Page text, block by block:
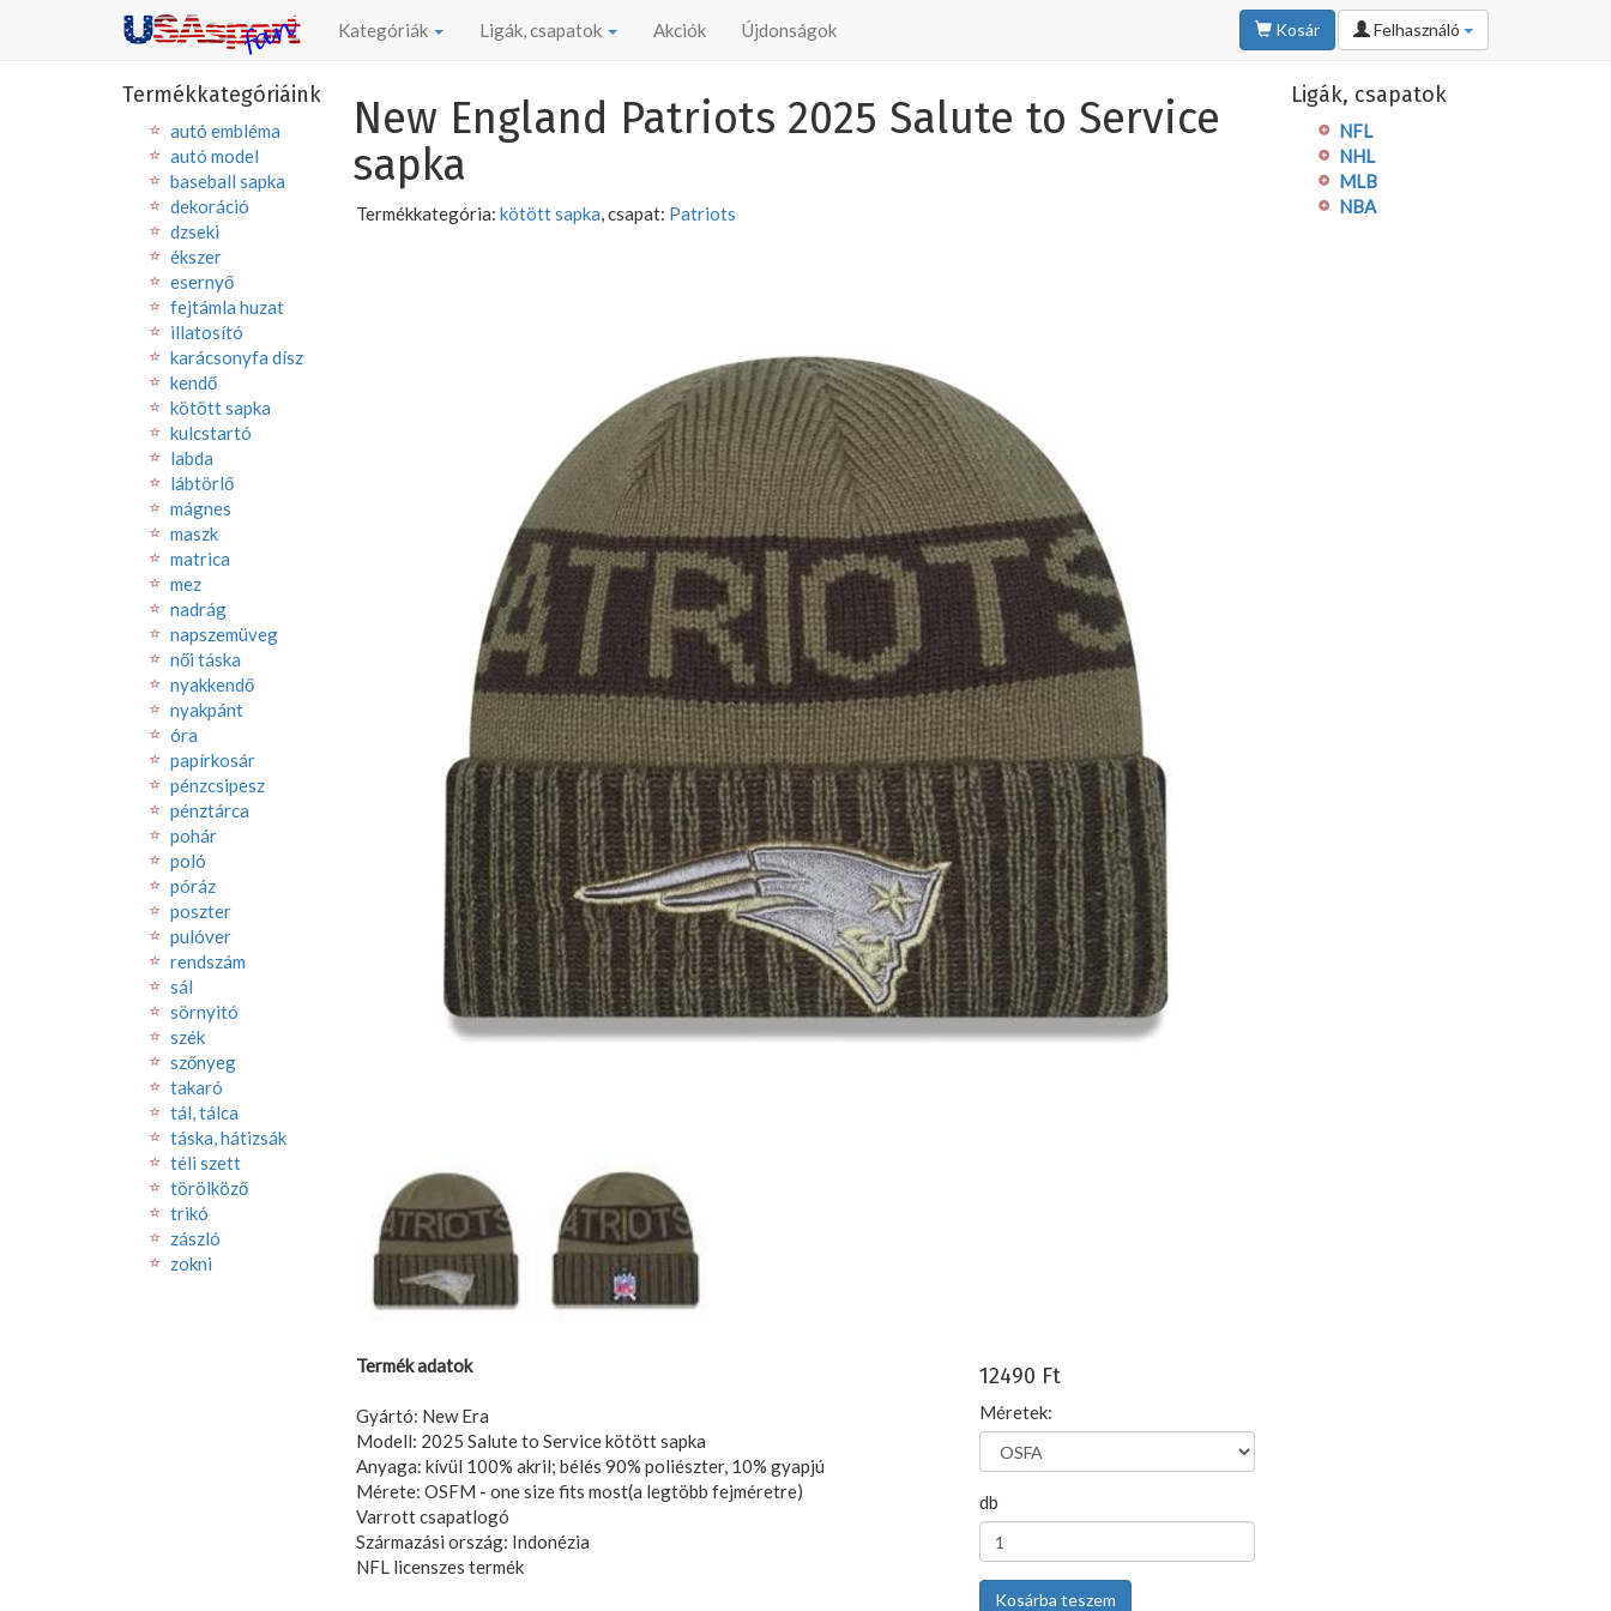
Kosár Felhasználó
Kategóriák Ligák, csapatok Akciók Újdonságok
Termékkategóriáink
autó embléma
autó model
baseball sapka
dekoráció
dzseki
ékszer
esernyő
fejtámla huzat
illatosító
karácsonyfa dísz
kendő
kötött sapka
kulcstartó
labda
lábtörlő
mágnes
maszk
matrica
mez
nadrág
napszemüveg
női táska
nyakkendő
nyakpánt
óra
papírkosár
pénzcsipesz
pénztárca
pohár
poló
póráz
poszter
pulóver
rendszám
sál
sörnyitó
szék
szőnyeg
takaró
tál, tálca
táska, hátizsák
téli szett
törölköző
trikó
zászló
zokni
New England Patriots 2025 Salute to Service
sapka
Termékkategória: kötött sapka, csapat: Patriots
Termék adatok
Gyártó: New Era
Modell: 2025 Salute to Service kötött sapka
Anyaga: kívül 100% akril; bélés 90% poliészter, 10% gyapjú
Mérete: OSFM - one size fits most(a legtöbb fejméretre)
Varrott csapatlogó
Származási ország: Indonézia
NFL licenszes termék
12490 Ft
Méretek:
db
Ligák, csapatok
NFL
NHL
MLB
NBA